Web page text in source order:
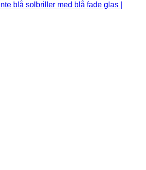
blå solbriller med blå fade glas |